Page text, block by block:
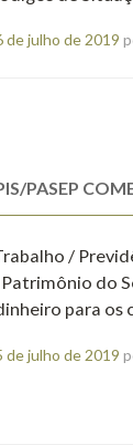
de julho de 2019
PASEP
/
do
para os
de julho de 2019